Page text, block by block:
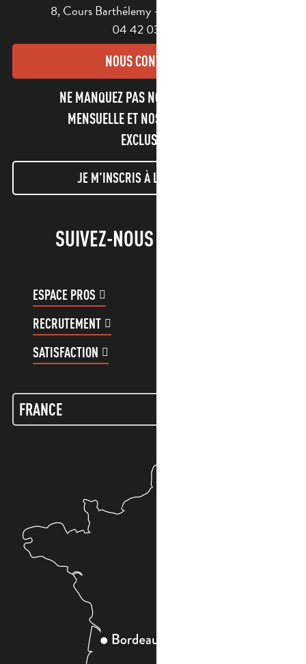
8, Cours Barthélemy - 13400 AUBAGNE
04 42 03 49 98
NOUS CONTACTER
NE MANQUEZ PAS NOTRE NEWSLETTER
MENSUELLE ET NOS INFORMATIONS
EXCLUSIVES !
JE M'INSCRIS À LA NEWSLETTER
SUIVEZ-NOUS !
ESPACE PROS
RECRUTEMENT
SATISFACTION